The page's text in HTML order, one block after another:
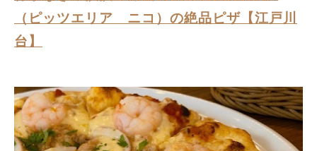
（ピッツエリア ニコ）の絶品ピザ【江戸川
台】